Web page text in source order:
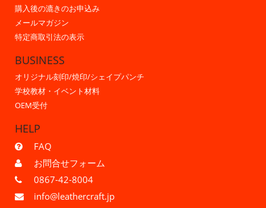
購入後の漉きのお申込み
メールマガジン
特定商取引法の表示
BUSINESS
オリジナル刻印/焼印/シェイプパンチ
学校教材・イベント材料
OEM受付
HELP
FAQ
お問合せフォーム
0867-42-8004
info@leathercraft.jp